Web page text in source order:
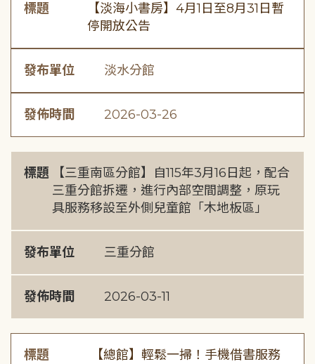
標題
【淡海小書房】4月1日至8月31日暫
停開放公告
發布單位 淡水分館
發佈時間 2026-03-26
標題
【三重南區分館】自115年3月16日起，配合
三重分館拆遷，進行內部空間調整，原玩
具服務移設至外側兒童館「木地板區」
發布單位 三重分館
發佈時間 2026-03-11
標題
【總館】輕鬆一掃！手機借書服務